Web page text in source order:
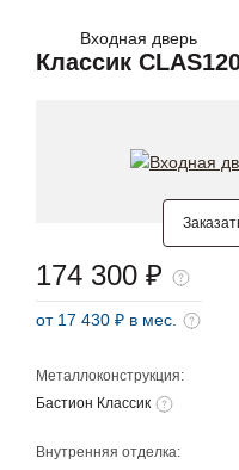
Входная дверь
Классик
Металлоконструкция:
Бастион Классик
Внутренняя отделка:
174 300 ₽
от 17 430 ₽ в мес.